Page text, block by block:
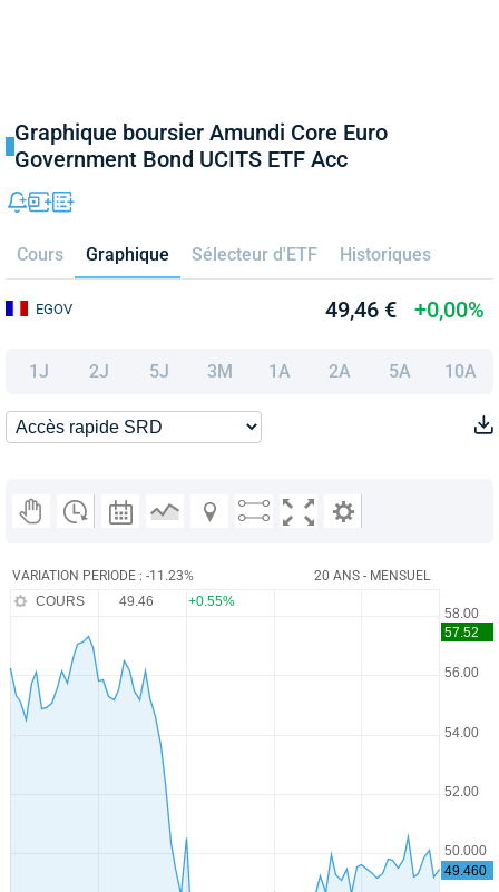
Graphique boursier Amundi Core Euro
Government Bond UCITS ETF Acc
Cours Graphique Sélecteur d'ETF Historiques
EGOV 49,46 € +0,00%
1J 2J 5J 3M 1A 2A 5A 10A
VARIATION PERIODE : -11.23% 20 ANS - MENSUEL
COURS 49.46 +0.55%